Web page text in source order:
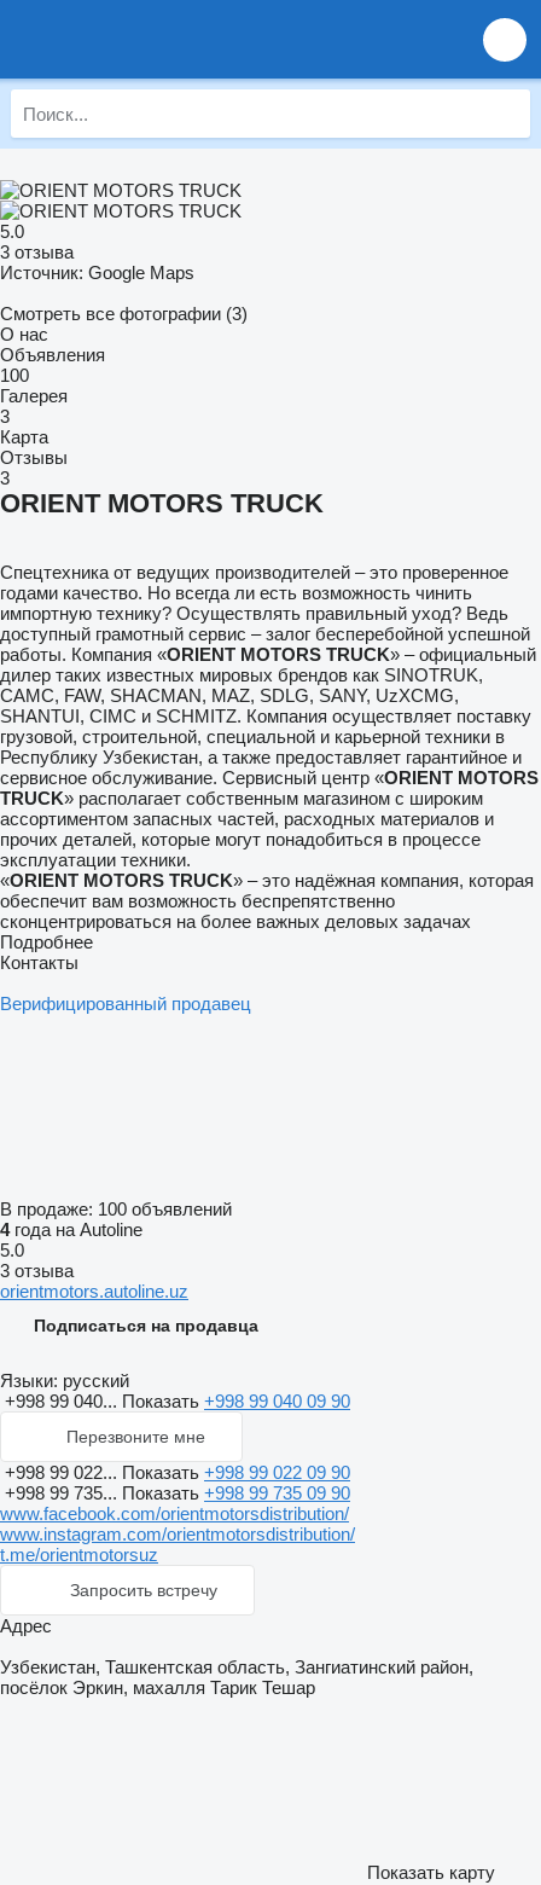
5.0
3 отзыва
Источник: Google Maps
Смотреть все фотографии (3)
О нас
Объявления
100
Галерея
3
Карта
Отзывы
3
ORIENT MOTORS TRUCK
Спецтехника от ведущих производителей – это проверенное
годами качество. Но всегда ли есть возможность чинить
импортную технику? Осуществлять правильный уход? Ведь
доступный грамотный сервис – залог бесперебойной успешной
работы. Компания «ORIENT MOTORS TRUCK» – официальный
дилер таких известных мировых брендов как SINOTRUK,
CAMC, FAW, SHACMAN, MAZ, SDLG, SANY, UzXCMG,
SHANTUI, CIMC и SCHMITZ. Компания осуществляет поставку
грузовой, строительной, специальной и карьерной техники в
Республику Узбекистан, а также предоставляет гарантийное и
сервисное обслуживание. Сервисный центр «ORIENT MOTORS
TRUCK» располагает собственным магазином с широким
ассортиментом запасных частей, расходных материалов и
прочих деталей, которые могут понадобиться в процессе
эксплуатации техники.
«ORIENT MOTORS TRUCK» – это надёжная компания, которая
обеспечит вам возможность беспрепятственно
сконцентрироваться на более важных деловых задачах
Подробнее
Контакты
Верифицированный продавец
В продаже: 100 объявлений
4года на Autoline
5.0
3 отзыва
orientmotors.autoline.uz
Подписаться на продавца
Языки: русский
+998 99 040... Показать +998 99 040 09 90
Перезвоните мне
+998 99 022... Показать +998 99 022 09 90
+998 99 735... Показать +998 99 735 09 90
www.facebook.com/orientmotorsdistribution/
www.instagram.com/orientmotorsdistribution/
t.me/orientmotorsuz
Запросить встречу
Адрес
Узбекистан, Ташкентская область, Зангиатинский район,
посёлок Эркин, махалля Тарик Тешар
Показать карту